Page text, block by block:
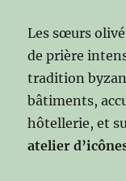
Les sœurs
de prière
tradition
bâtiments,
hôtellerie, et
atelier